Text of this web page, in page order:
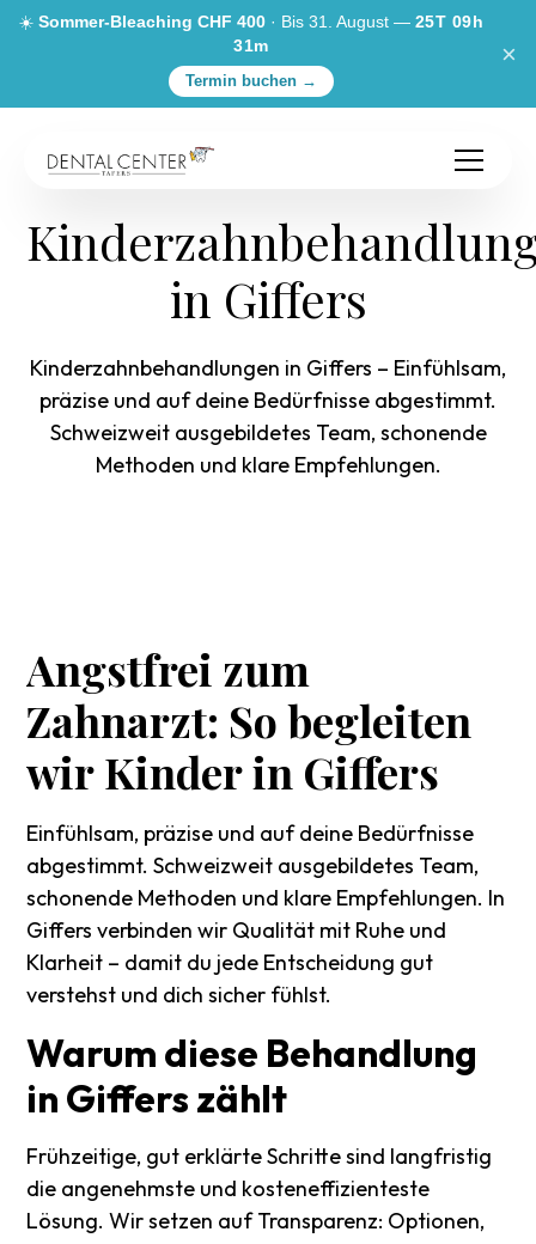
☀️Sommer-Bleaching CHF 400 · Bis 31. August —25T 09h
31m
Termin buchen →
×
in Giffers
Kinderzahnbehandlungen in Giffers – Einfühlsam,
präzise und auf deine Bedürfnisse abgestimmt.
Schweizweit ausgebildetes Team, schonende
Methoden und klare Empfehlungen.
Angstfrei zum
Zahnarzt: Sobegleiten
wirKinderin Giffers
Einfühlsam, präzise und auf deine Bedürfnisse
abgestimmt. Schweizweit ausgebildetes Team,
schonende Methoden und klare Empfehlungen. In
Giffers verbinden wir Qualität mit Ruhe und
Klarheit – damit du jede Entscheidung gut
verstehst und dich sicher fühlst.
Warum diese Behandlung
in Giffers zählt
Frühzeitige, gut erklärte Schritte sind langfristig
die angenehmste und kosteneffizienteste
Lösung. Wir setzen auf Transparenz: Optionen,